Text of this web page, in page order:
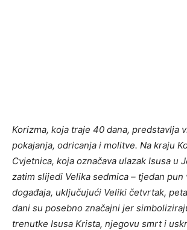
Korizma, koja traje 40 dana, predstavlja
pokajanja, odricanja i molitve. Na kraju
Cvjetnica, koja označava ulazak Isusa u
zatim slijedi Velika sedmica – tjedan
događaja, uključujući Veliki četvrtak,
dani su posebno značajni jer
trenutke Isusa Krista, njegovu smrt i